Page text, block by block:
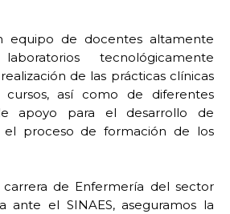
equipo de docentes altamente
tecnológicamente
de las prácticas clínicas
así como de diferentes
apoyo para el desarrollo de
el proceso de formación de los
carrera de Enfermería del sector
ante el SINAES, aseguramos la